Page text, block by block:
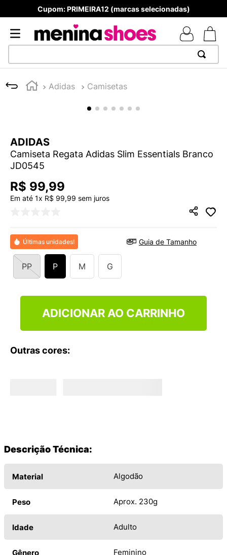
Cupom: PRIMEIRA12 (marcas selecionadas)
Adidas Camisetas
ADIDAS
Camiseta Regata Adidas Slim Essentials Branco
JD0545
R$ 99,99
Em até 1x R$ 99,99 sem juros
Últimas unidades! Guia de Tamanho
PP P M G
ADICIONAR AO CARRINHO
Outras cores:
Descrição Técnica:
Material Algodão
Peso Aprox. 230g
Idade Adulto
Gênero Feminino
1
TÊNIS NEWS BALANCE 530
4º
MELISSAS MINI BABY
5 º
ADIDAS
º
7 º
MELISSA SLIDE
10º NEW BALANCE 204L